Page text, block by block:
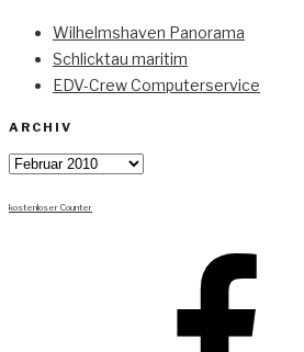
Wilhelmshaven Panorama
Schlicktau maritim
EDV-Crew Computerservice
ARCHIV
Archiv
kostenloser Counter